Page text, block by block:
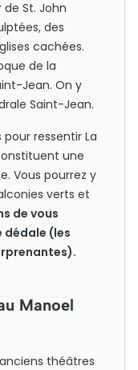
St. John
des
cachées.
de la
Jean. On y
Saint-Jean.
ressentir La
une
Vous pourrez y
verts et
de vous
(les
Manoel
théâtres